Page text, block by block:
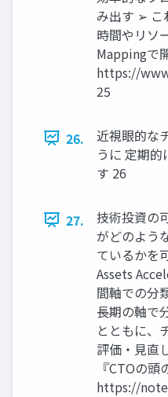
み出す ➢ こ
時間やリソ
Mappingで
https://
25
26.
近視眼的な
うに 定期
す 26
27.
技術投資の
がどのよう
ているかを
Assets
間軸での分
長期の軸で
とともに、
評価・見直
『CTOの
https://